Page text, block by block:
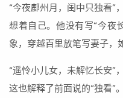
“今夜鄜州月，闺中只独看”
想着自己。他没有写“今夜
象，穿越百里放笔写妻子，
“遥怜小儿女，未解忆长安”
这也解释了前面说的“独看”。